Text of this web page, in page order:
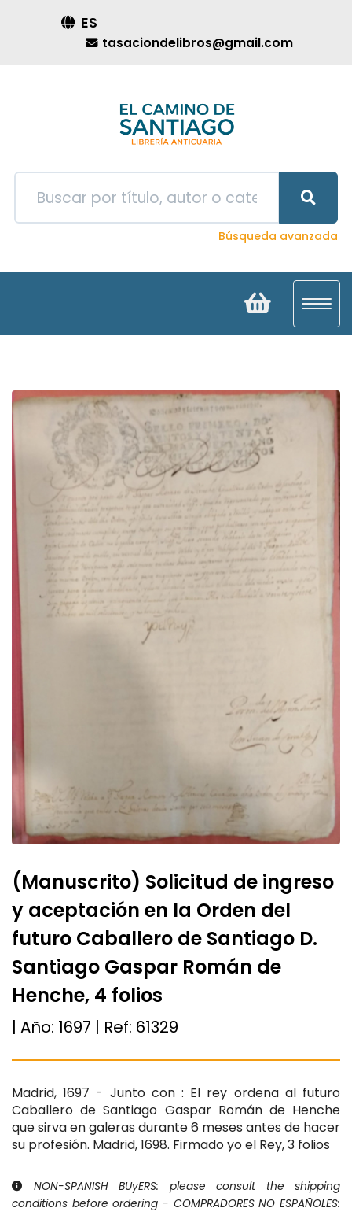
ES
tasaciondelibros@gmail.com
Búsqueda avanzada
(Manuscrito) Solicitud de ingreso
y aceptación en la Orden del
futuro Caballero de Santiago D.
Santiago Gaspar Román de
Henche, 4 folios
| Año: 1697 | Ref: 61329
Madrid, 1697 - Junto con : El rey ordena al futuro
Caballero de Santiago Gaspar Román de Henche
que sirva en galeras durante 6 meses antes de hacer
su profesión. Madrid, 1698. Firmado yo el Rey, 3 folios
NON-SPANISH BUyERS: please consult the shipping
conditions before ordering - COMPRADORES NO ESPAÑOLES: